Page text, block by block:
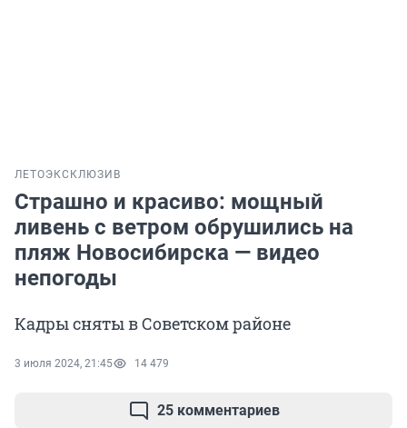
ЛЕТОЭКСКЛЮЗИВ
Страшно и красиво: мощный
ливень с ветром обрушились на
пляж Новосибирска — видео
непогоды
Кадры сняты в Советском районе
3 июля 2024, 21:45 14 479
25 комментариев